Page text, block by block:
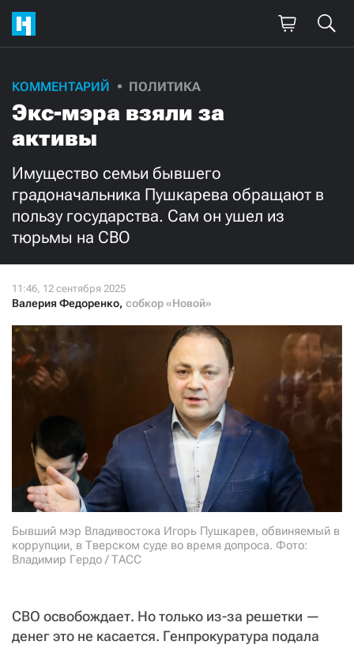
КОММЕНТАРИЙ ПОЛИТИКА
Экс-мэра взяли за
активы
Имущество семьи бывшего
градоначальника Пушкарева обращают в
пользу государства. Сам он ушел из
тюрьмы на СВО
Валерия Федоренко, собкор «Новой»
Бывший мэр Владивостока Игорь Пушкарев, обвиняемый в
коррупции, в Тверском суде во время допроса. Фото:
Владимир Гердо / ТАСС
СВО освобождает. Но только из-за решетки —
денег это не касается. Генпрокуратура подала